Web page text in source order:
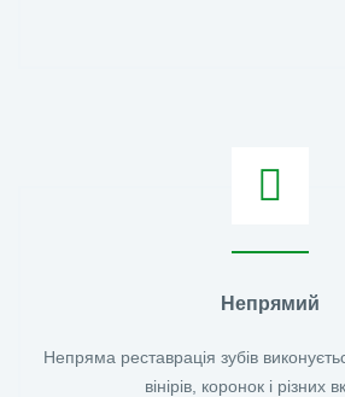
Непрямий
Непряма реставрація зубів
вінірів, коронок і різних